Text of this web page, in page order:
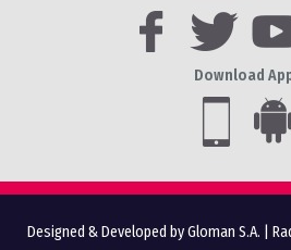
Download
Designed & Developed by Gloman S.A.